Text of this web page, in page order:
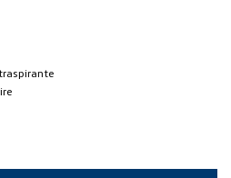
ID. quantità